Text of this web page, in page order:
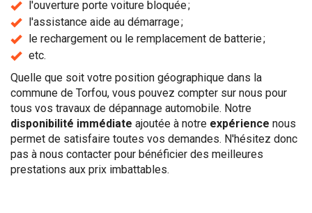
l'ouverture porte voiture bloquée ;
l'assistance aide au démarrage ;
le rechargement ou le remplacement de batterie ;
etc.
Quelle que soit votre position géographique dans la
commune de Torfou, vous pouvez compter sur nous pour
tous vos travaux de dépannage automobile. Notre
disponibilité immédiate ajoutée à notre expérience nous
permet de satisfaire toutes vos demandes. N'hésitez donc
pas à nous contacter pour bénéficier des meilleures
prestations aux prix imbattables.